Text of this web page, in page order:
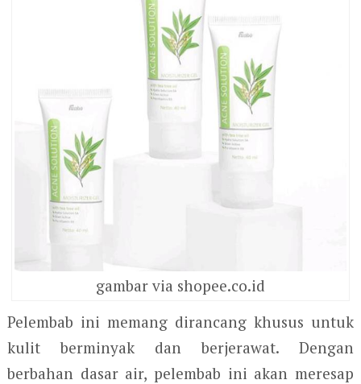
gambar via shopee.co.id
Pelembab ini memang dirancang khusus untuk
kulit berminyak dan berjerawat. Dengan
berbahan dasar air, pelembab ini akan meresap